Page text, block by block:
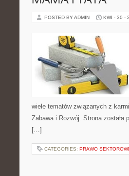
POSTED BY ADMIN KWI - 30 -
wiele tematów związanych z
Zabawa i Rozwój. Strona
[…]
CATEGORIES: PRAWO